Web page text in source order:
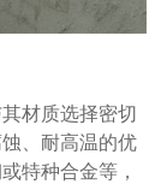
材质选择密切
、耐高温的优
特种合金等，